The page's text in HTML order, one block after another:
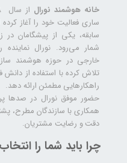
خانه هوشمند نورال
سابقه، یکی از پیشگامان در
شمار می‌رود. نورال
خارجی در حوزه هوشمند
تلاش کرده با استفاده از دانش
راهکارهایی مطمئن ارائه دهد.
حضور موفق نورال در صدها
همکاری با سازندگان مطرح،
دقت و رضایت مشتریان.
چرا باید شما را